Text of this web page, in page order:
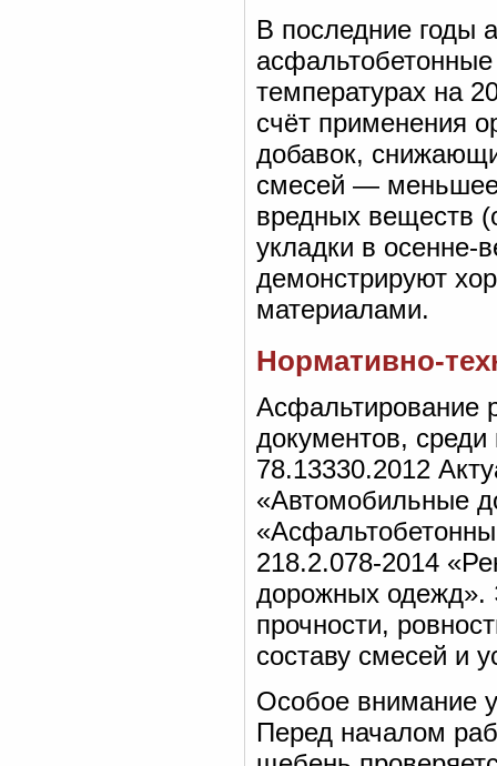
В последние годы
температурах на
счёт применения
добавок,
смесей — меньшее
вредных веществ
укладки в осенне-
демонстрируют
материалами.
Нормативно-
Асфальтирование
документов,
78.13330.2012
«Автомобильные
218.2.078-2014
дорожных одежд».
прочности,
составу смесей и
Особое внимание
Перед началом